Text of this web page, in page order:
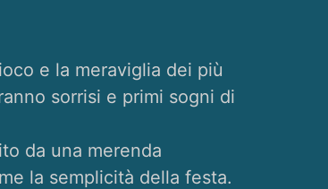
e la meraviglia dei più
sorrisi e primi sogni di
da una merenda
la semplicità della festa.